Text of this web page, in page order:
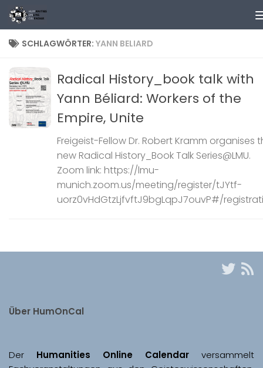
Zum Inhalt springen
SCHLAGWÖRTER: YANN BELIARD
Radical History_book talk with
Yann Béliard: Workers of the
Empire, Unite
Freigeist-Fellow Dr. Robert Kramm organises
new Radical History_Book Talk Series@LMU.
Zoom link: https://lmu-
munich.zoom.us/meeting/register/tJYtf-
uorz0vHdGtzLjfvftJ9bgLqpJ7ouvP#/
Über HumOnCal
Der Humanities Online Calendar versammelt